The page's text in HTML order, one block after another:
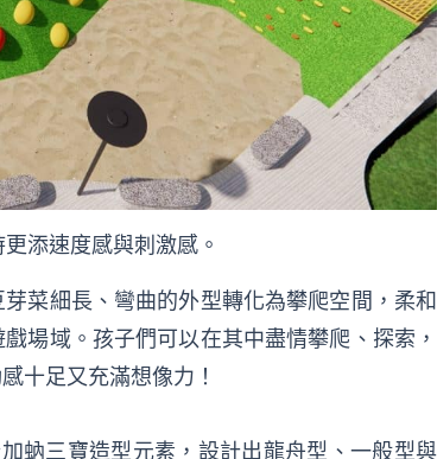
添速度感與刺激感。
菜細長、彎曲的外型轉化為攀爬空間，柔和
場域。孩子們可以在其中盡情攀爬、探索，
十足又充滿想像力！
蚋三寶造型元素，設計出龍舟型、一般型與